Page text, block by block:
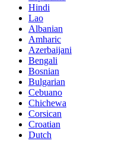
Hindi
Lao
Albanian
Amharic
Azerbaijani
Bengali
Bosnian
Bulgarian
Cebuano
Chichewa
Corsican
Croatian
Dutch